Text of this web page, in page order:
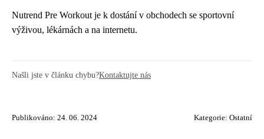
Nutrend Pre Workout je k dostání v obchodech se sportovní
výživou, lékárnách a na internetu.
Našli jste v článku chybu?Kontaktujte nás
Publikováno: 24. 06. 2024 Kategorie: Ostatní